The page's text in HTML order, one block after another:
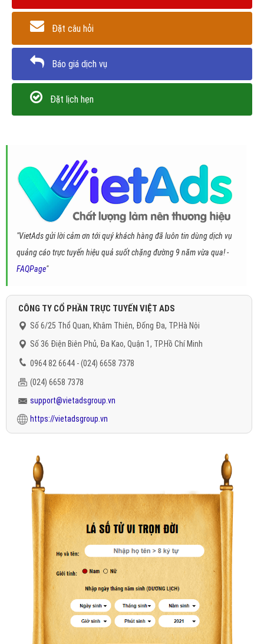
Đặt câu hỏi
Báo giá dịch vụ
Đặt lịch hẹn
"VietAds gửi lời cảm ơn tới quý khách hàng đã luôn tin dùng dịch vụ
quảng cáo trực tuyến hiệu quả suốt chặng đường 9 năm vừa qua! -
FAQPage"
CÔNG TY CỔ PHẦN TRỰC TUYẾN VIỆT ADS
Số 6/25 Thổ Quan, Khâm Thiên, Đống Đa, TP.Hà Nội
Số 36 Điện Biên Phủ, Đa Kao, Quận 1, TP.Hồ Chí Minh
0964 82 6644 - (024) 6658 7378
(024) 6658 7378
support@vietadsgroup.vn
https://vietadsgroup.vn